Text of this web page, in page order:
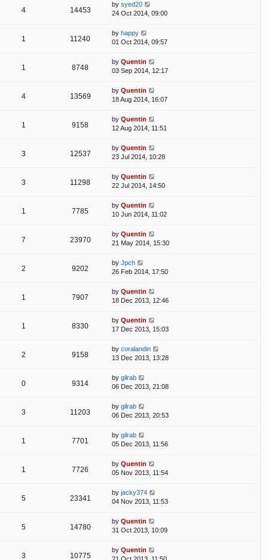
4 14453
by syed20
24 Oct 2014, 09:00
1 11240
by happy
01 Oct 2014, 09:57
1 8748
by Quentin
03 Sep 2014, 12:17
4 13569
by Quentin
18 Aug 2014, 16:07
1 9158
by Quentin
12 Aug 2014, 11:51
3 12537
by Quentin
23 Jul 2014, 10:28
3 11298
by Quentin
22 Jul 2014, 14:50
1 7785
by Quentin
10 Jun 2014, 11:02
7 23970
by Quentin
21 May 2014, 15:30
2 9202
by Jpch
26 Feb 2014, 17:50
1 7907
by Quentin
18 Dec 2013, 12:46
1 8330
by Quentin
17 Dec 2013, 15:03
2 9158
by coralandin
13 Dec 2013, 13:28
0 9314
by gilrab
06 Dec 2013, 21:08
3 11203
by gilrab
06 Dec 2013, 20:53
1 7701
by gilrab
05 Dec 2013, 11:56
1 7726
by Quentin
05 Nov 2013, 11:54
5 23341
by jacky374
04 Nov 2013, 11:53
5 14780
by Quentin
31 Oct 2013, 10:09
3 10775
by Quentin